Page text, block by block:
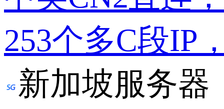
253个多C段IP
新加坡服务器